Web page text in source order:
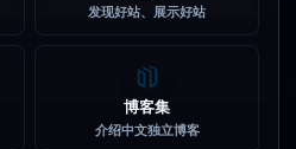
发现好站、展示好站
博客集
介绍中文独立博客